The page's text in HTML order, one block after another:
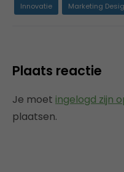
Innovatie Marketing
Plaats reactie
Je moet ingelogd zijn
plaatsen.